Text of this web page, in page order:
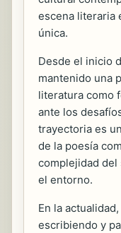
escena literaria
única.
Desde el inicio
mantenido una
literatura como
ante los
trayectoria es
de la poesía
complejidad del
el entorno.
En la
escribiendo y